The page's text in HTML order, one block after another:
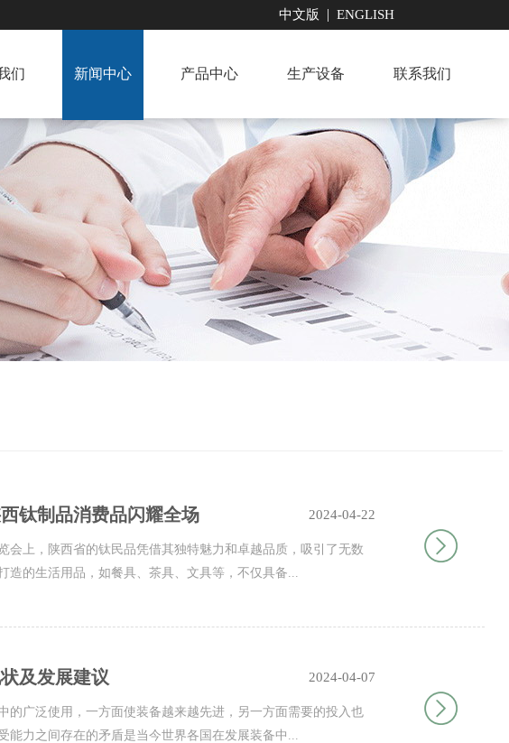
中文版 | ENGLISH
们 新闻中心 产品中心 生产设备 联系我们
钛制品消费品闪耀全场 2024-04-22
会上，陕西省的钛民品凭借其独特魅力和卓越品质，吸引了无数
造的生活用品，如餐具、茶具、文具等，不仅具备...
及发展建议 2024-04-07
的广泛使用，一方面使装备越来越先进，另一方面需要的投入也
能力之间存在的矛盾是当今世界各国在发展装备中...